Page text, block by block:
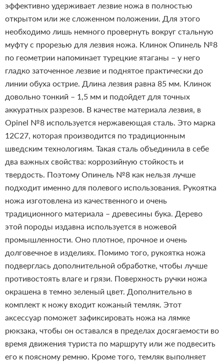
эффективно удерживает лезвие ножа в полностью
открытом или же сложенном положении. Для этого
необходимо лишь немного провернуть вокруг стальную
муфту с прорезью для лезвия ножа. Клинок Опинель №8
по геометрии напоминает турецкие ятаганы – у него
гладко заточенное лезвие и поднятое практически до
линии обуха острие. Длина лезвия равна 85 мм. Клинок
довольно тонкий – 1,5 мм и подойдет для точных
аккуратных разрезов. В качестве материала лезвия, в
Opinel №8 используется нержавеющая сталь. Это марка
12C27, которая производится по традиционным
шведским технологиям. Такая сталь объединила в себе
два важных свойства: коррозийную стойкость и
твердость. Поэтому Опинель №8 как нельзя лучше
подходит именно для полевого использования. Рукоятка
ножа изготовлена из качественного и очень
традиционного материала – древесины бука. Дерево
этой породы издавна используется в ножевой
промышленности. Оно плотное, прочное и очень
долговечное в изделиях. Помимо того, рукоятка ножа
подверглась дополнительной обработке, чтобы лучше
противостоять влаге и грязи. Поверхность ручки ножа
окрашена в темно зеленый цвет. Дополнительно в
комплект к ножу входит кожаный темляк. Этот
аксессуар поможет зафиксировать ножа на лямке
рюкзака, чтобы он оставался в пределах досягаемости во
время движения туриста по маршруту или же подвесить
его к поясному ремню. Кроме того, темляк выполняет